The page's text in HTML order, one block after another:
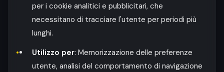
per i cookie analitici e pubblicitari, che
necessitano di tracciare l'utente per periodi più
lunghi.
Utilizzo per: Memorizzazione delle preferenze
utente, analisi del comportamento di navigazione